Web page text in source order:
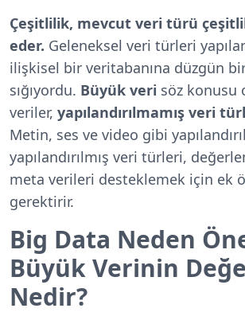
Çeşitlilik, mevcut veri türü
eder. Geleneksel veri türleri
ilişkisel bir veritabanına düzgün
sığıyordu. Büyük veri söz konusu
veriler, yapılandırılmamış veri
Metin, ses ve video gibi
yapılandırılmış veri türleri,
meta verileri desteklemek için ek
gerektirir.
Big Data Neden
Büyük Verinin
Nedir?